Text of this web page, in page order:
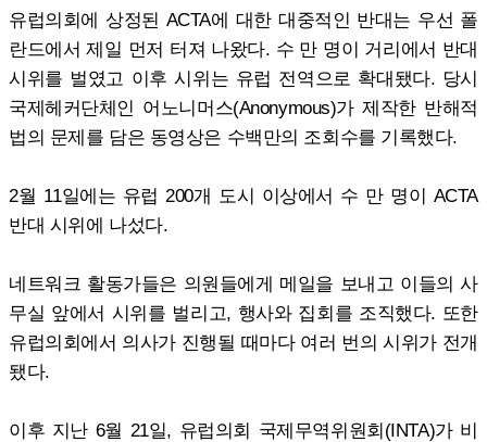
유럽의회에 상정된 ACTA에 대한 대중적인 반대는 우선 폴
란드에서 제일 먼저 터져 나왔다. 수 만 명이 거리에서 반대
시위를 벌였고 이후 시위는 유럽 전역으로 확대됐다. 당시
국제헤커단체인 어노니머스(Anonymous)가 제작한 반해적
법의 문제를 담은 동영상은 수백만의 조회수를 기록했다.
2월 11일에는 유럽 200개 도시 이상에서 수 만 명이 ACTA
반대 시위에 나섰다.
네트워크 활동가들은 의원들에게 메일을 보내고 이들의 사
무실 앞에서 시위를 벌리고, 행사와 집회를 조직했다. 또한
유럽의회에서 의사가 진행될 때마다 여러 번의 시위가 전개
됐다.
이후 지난 6월 21일, 유럽의회 국제무역위원회(INTA)가 비